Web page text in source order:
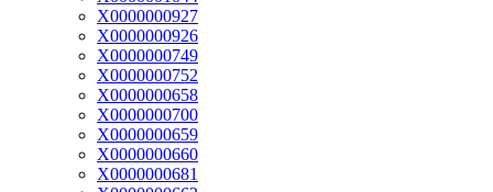
Х0000000927
Х0000000926
Х0000000749
Х0000000752
Х0000000658
Х0000000700
Х0000000659
Х0000000660
Х0000000681